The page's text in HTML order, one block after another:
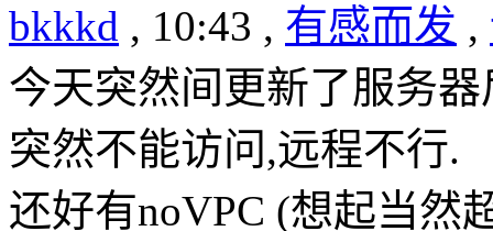
bkkkd , 10:43 , 有感而发 ,
今天突然间更新了服务器
突然不能访问,远程不行.
还好有noVPC (想起当然